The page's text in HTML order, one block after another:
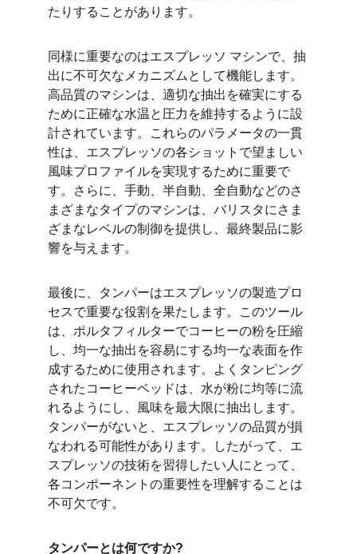
たりすることがあります。
同様に重要なのはエスプレッソ マシンで、抽
出に不可欠なメカニズムとして機能します。
高品質のマシンは、適切な抽出を確実にする
ために正確な水温と圧力を維持するように設
計されています。これらのパラメータの一貫
性は、エスプレッソの各ショットで望ましい
風味プロファイルを実現するために重要で
す。さらに、手動、半自動、全自動などのさ
まざまなタイプのマシンは、バリスタにさま
ざまなレベルの制御を提供し、最終製品に影
響を与えます。
最後に、タンパーはエスプレッソの製造プロ
セスで重要な役割を果たします。このツール
は、ポルタフィルターでコーヒーの粉を圧縮
し、均一な抽出を容易にする均一な表面を作
成するために使用されます。よくタンピング
されたコーヒーベッドは、水が粉に均等に流
れるようにし、風味を最大限に抽出します。
タンパーがないと、エスプレッソの品質が損
なわれる可能性があります。したがって、エ
スプレッソの技術を習得したい人にとって、
各コンポーネントの重要性を理解することは
不可欠です。
タンパーとは何ですか?